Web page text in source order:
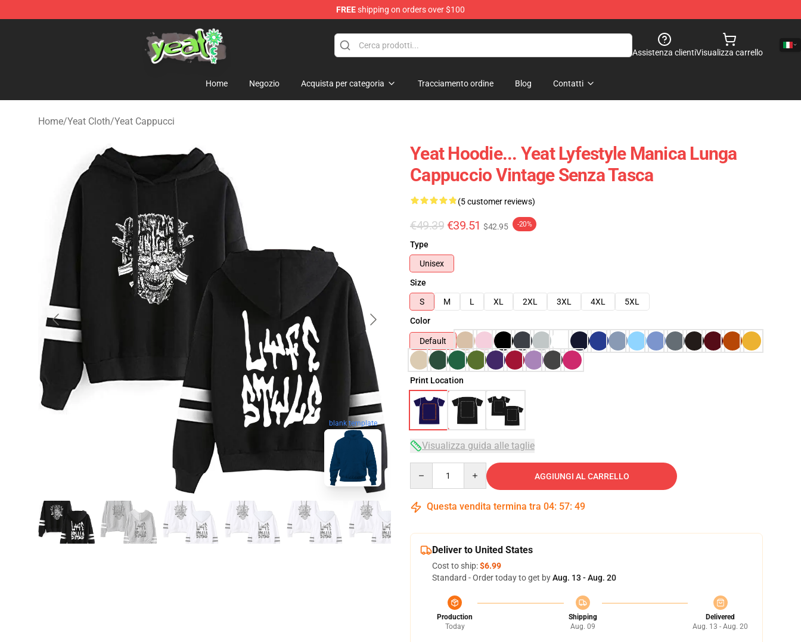
FREEshipping on orders over $100
Yeat Shop - Official Yeat Merchandise Store
Assistenza clientiVisualizza carrello
Home Negozio Acquista per categoria Tracciamento ordine Blog Contatti
Home/Yeat Cloth/Yeat Cappucci
blank template
Yeat Hoodie... Yeat Lyfestyle Manica Lunga
Cappuccio Vintage Senza Tasca
(5 customer reviews)
€49.39 €39.51 $42.95 -20%
Type
Unisex
Size
S
M L XL 2XL 3XL 4XL
5XL
Color
Default
Print Location
Visualizza guida alle taglie
AGGIUNGI AL CARRELLO
Questa vendita termina tra 04: 57: 48
Deliver to United States
Cost to ship:$6.99
Standard - Order today to get byAug. 13 - Aug. 20
Production
Today
Shipping
Aug. 09
Delivered
Aug. 13 - Aug. 20